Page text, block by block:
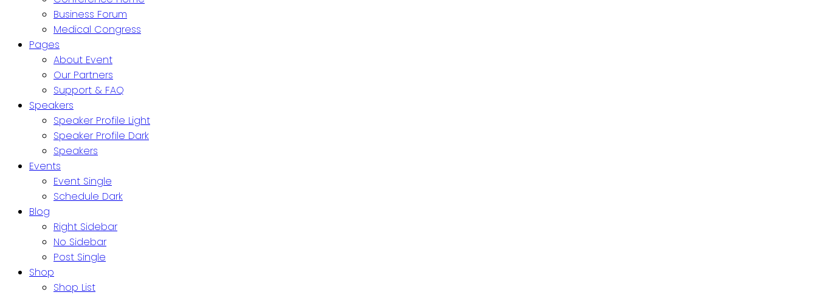
Business Forum
Medical Congress
Pages
About Event
Our Partners
Support & FAQ
Speakers
Speaker Profile Light
Speaker Profile Dark
Speakers
Events
Event Single
Schedule Dark
Blog
Right Sidebar
No Sidebar
Post Single
Shop
Shop List